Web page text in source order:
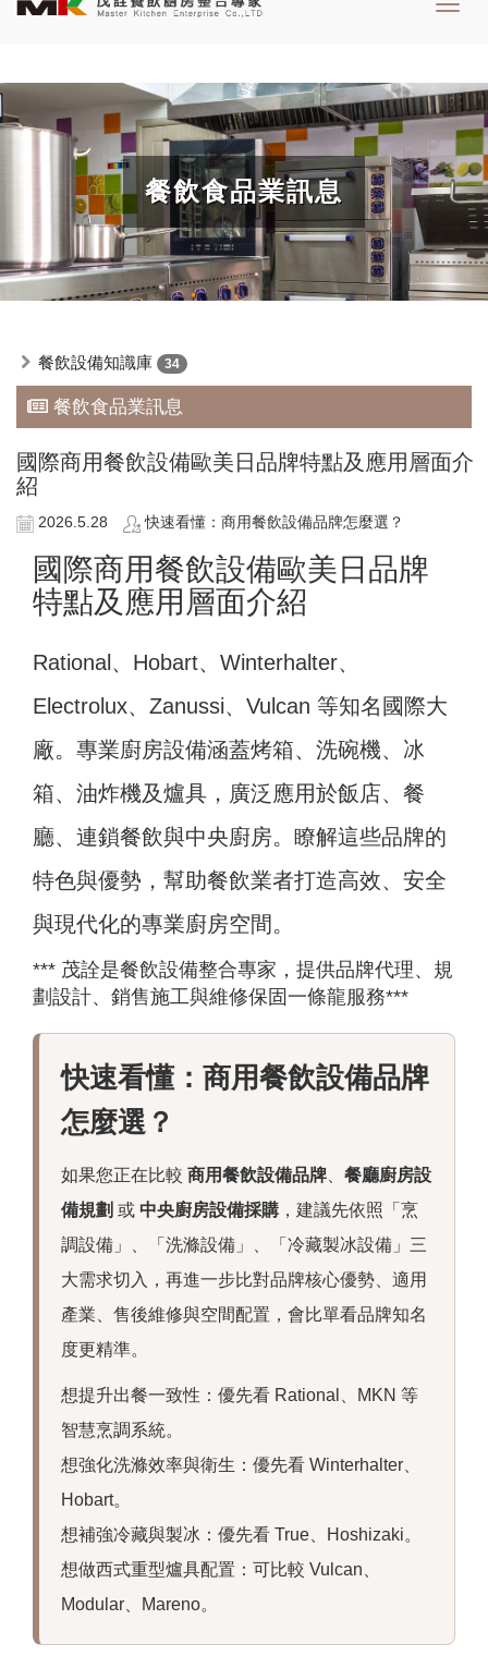
餐飲食品業訊息
餐飲設備知識庫 34
餐飲食品業訊息
國際商用餐飲設備歐美日品牌特點及應用層面介
紹
2026.5.28 快速看懂：商用餐飲設備品牌怎麼選？
國際商用餐飲設備歐美日品牌
特點及應用層面介紹
Rational、Hobart、Winterhalter、
Electrolux、Zanussi、Vulcan 等知名國際大
廠。專業廚房設備涵蓋烤箱、洗碗機、冰
箱、油炸機及爐具，廣泛應用於飯店、餐
廳、連鎖餐飲與中央廚房。瞭解這些品牌的
特色與優勢，幫助餐飲業者打造高效、安全
與現代化的專業廚房空間。
*** 茂詮是餐飲設備整合專家，提供品牌代理、規
劃設計、銷售施工與維修保固一條龍服務***
快速看懂：商用餐飲設備品牌
怎麼選？
如果您正在比較 商用餐飲設備品牌
餐廳廚房設
備規劃 或 中央廚房設備採購 ，建議先依照「烹
調設備」、「洗滌設備」、「冷藏製冰設備」三
大需求切入，再進一步比對品牌核心優勢、適用
產業、售後維修與空間配置，會比單看品牌知名
度更精準。
想提升出餐一致性：優先看 Rational、MKN 等
智慧烹調系統。
想強化洗滌效率與衛生：優先看 Winterhalter、
Hobart。
想補強冷藏與製冰：優先看 True、Hoshizaki。
想做西式重型爐具配置：可比較 Vulcan、
Modular、Mareno。